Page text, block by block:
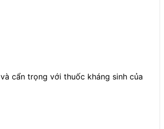
cẩn trọng với thuốc kháng sinh của